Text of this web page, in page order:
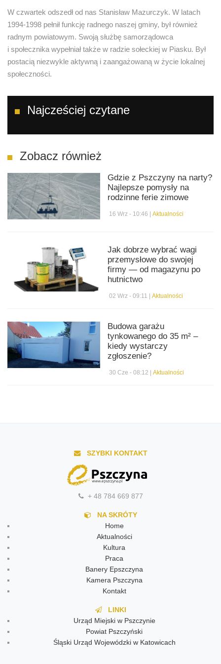
W czwartek odszedł od nas Stanisław Mazurczyk. W latach
1994-1998 pełnił funkcję radnego naszej gminy, był również
radnym powiatowym. Swoją służbę samorządowca
i społecznika wypełniał także w radzie sołeckiej w Piasku. Był
postacią niezwykle aktywną i zaangażowaną w życie lokalnej
społeczności.
Najcześciej czytane
Zobacz również
Gdzie z Pszczyny na narty?
Najlepsze pomysły na
rodzinne ferie zimowe
16 Wrz - 10:46 |Aktualności
Jak dobrze wybrać wagi
przemysłowe do swojej
firmy — od magazynu po
hutnictwo
02 Wrz - 09:11 |Aktualności
Budowa garażu
tynkowanego do 35 m² –
kiedy wystarczy
zgłoszenie?
30 Cze - 08:12 |Aktualności
SZYBKI KONTAKT
+ 48 784 669 877
NA SKRÓTY
Home
Aktualności
Kultura
Praca
Banery Epszczyna
Kamera Pszczyna
Kontakt
LINKI
Urząd Miejski w Pszczynie
Powiat Pszczyński
Śląski Urząd Wojewódzki w Katowicach